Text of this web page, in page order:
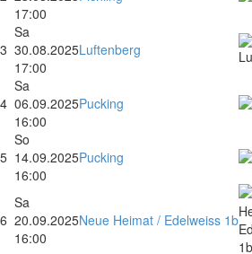
17:00
3
Sa
30.08.2025
17:00
Luftenberg
4
Sa
06.09.2025
16:00
Pucking
5
So
14.09.2025
16:00
Pucking
6
Sa
20.09.2025
16:00
Neue Heimat / Edelweiss 1b